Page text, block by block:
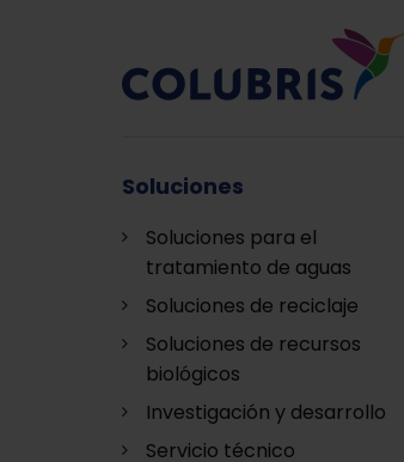
Soluciones
Soluciones para el
tratamiento de aguas
Soluciones de reciclaje
Soluciones de recursos
biológicos
Investigación y desarrollo
Servicio técnico